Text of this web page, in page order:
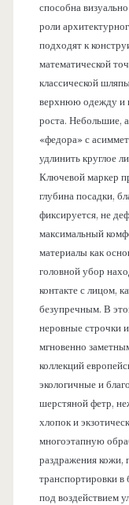
способна
роли
подходят к
математической
классической
верхнюю одежду и
роста. Небольшие,
«федора» с
удлинить круглое
Ключевой маркер
глубина посадки,
фиксируется, не
максимальный
материалы как
головной убор
контакте с лицом,
безупречным. В
неровные строчки
мгновенно
коллекций
экологичные и
шерстяной фетр,
хлопок и
многоэтапную
раздражения кожи,
транспортировки
под воздействием